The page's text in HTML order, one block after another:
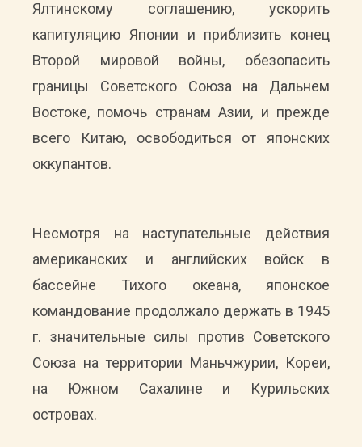
Ялтинскому соглашению, ускорить
капитуляцию Японии и приблизить конец
Второй мировой войны, обезопасить
границы Советского Союза на Дальнем
Востоке, помочь странам Азии, и прежде
всего Китаю, освободиться от японских
оккупантов.
Несмотря на наступательные действия
американских и английских войск в
бассейне Тихого океана, японское
командование продолжало держать в 1945
г. значительные силы против Советского
Союза на территории Маньчжурии, Кореи,
на Южном Сахалине и Курильских
островах.